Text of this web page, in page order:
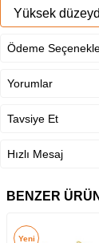
Yüksek
saya.
Çıkarılabilir
EVA orta
Kayma, yüksek
Cam elyaf
%100 metal
ESD sertifikalı.
Ödeme
Yorumlar
Tavsiye Et
Hızlı Mesaj
BENZER
Yeni